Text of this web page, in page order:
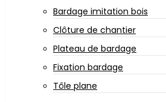
Bardage imitation bois
Clôture de chantier
Plateau de bardage
Fixation bardage
Tôle plane